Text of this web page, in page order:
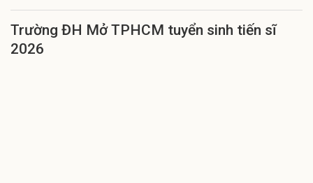
Trường ĐH Mở TPHCM tuyển sinh tiến sĩ
2026